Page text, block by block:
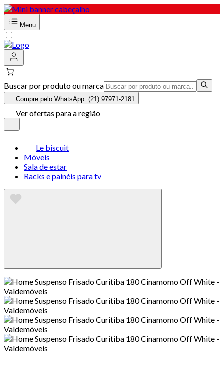
Menu
Buscar por produto ou marca
Compre pelo WhatsApp: (21) 97971-2181
Ver ofertas para a região
Le biscuit
Móveis
Sala de estar
Racks e painéis para tv